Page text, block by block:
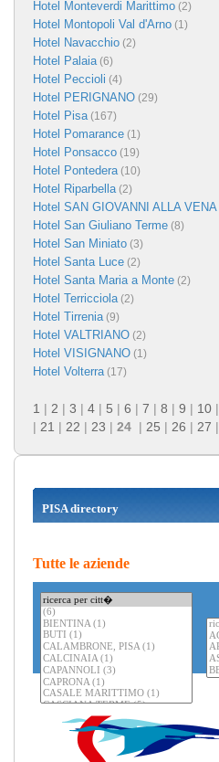
Hotel Monteverdi Marittimo (2)
Hotel Montopoli Val d'Arno (1)
Hotel Navacchio (2)
Hotel Palaia(6)
Hotel Peccioli (4)
Hotel PERIGNANO (29)
Hotel Pisa(167)
Hotel Pomarance (1)
Hotel Ponsacco (19)
Hotel Pontedera(10)
Hotel Riparbella(2)
Hotel SAN GIOVANNI ALLA VENA
Hotel San Giuliano Terme (8)
Hotel San Miniato (3)
Hotel Santa Luce (2)
Hotel Santa Maria a Monte (2)
Hotel Terricciola(2)
Hotel Tirrenia(9)
Hotel VALTRIANO (2)
Hotel VISIGNANO (1)
Hotel Volterra(17)
1 | 2 | 3 | 4 | 5 | 6 | 7 | 8 | 9 | 10 |
| 21 | 22 | 23 | 24 | 25 | 26 | 27 |
PISA directory
Tutte le aziende